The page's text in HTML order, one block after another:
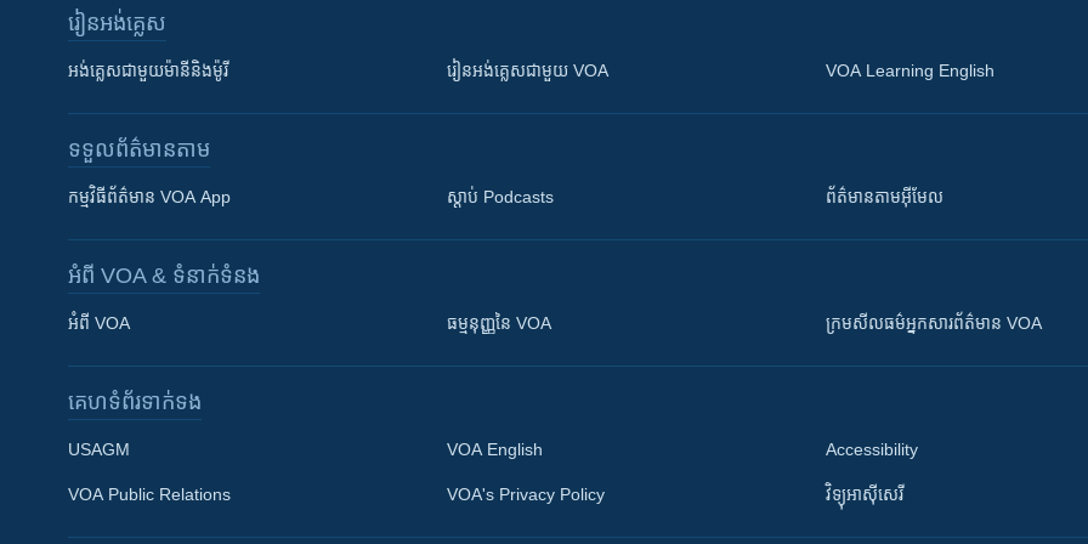
រៀន​​អង់គ្លេស
អង់គ្លេស​ជាមួយ​ម៉ានី​និង​ម៉ូរី រៀន​​​​​​អង់គ្លេស​​ជាមួយ VOA VOA Learning English
ទទួល​ព័ត៌មាន​តាម
កម្មវិធី​ព័ត៌មាន VOA App ស្តាប់ Podcasts ព័ត៌មាន​តាម​អ៊ីមែល
អំពី​ VOA & ទំនាក់ទំនង
អំពី​ VOA ធម្មនុញ្ញ​នៃ VOA ក្រម​​​សីលធម៌​​​អ្នក​​​សារព័ត៌មាន VOA
គេហទំព័រ​​ទាក់ទង
USAGM
VOA Public Relations
VOA English
VOA's Privacy Policy
Accessibility
វិទ្យុ​អាស៊ី​សេរី